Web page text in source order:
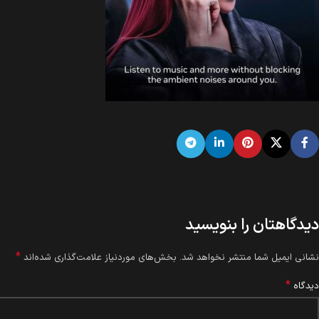
دیدگاهتان را بنویسید
نشانی ایمیل شما منتشر نخواهد شد. بخش‌های موردنیاز علامت‌گذاری شده‌اند *
دیدگاه *